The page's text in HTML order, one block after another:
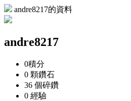
andre8217的資料
andre8217
0積分
0 顆鑽石
36 個碎鑽
0 經驗